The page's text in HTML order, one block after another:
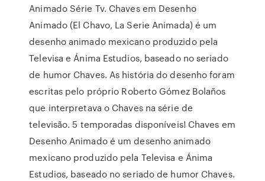
Animado Série Tv. Chaves em Desenho
Animado (El Chavo, La Serie Animada) é um
desenho animado mexicano produzido pela
Televisa e Ánima Estudios, baseado no seriado
de humor Chaves. As história do desenho foram
escritas pelo próprio Roberto Gómez Bolaños
que interpretava o Chaves na série de
televisão. 5 temporadas disponíveis! Chaves em
Desenho Animado é um desenho animado
mexicano produzido pela Televisa e Ánima
Estudios, baseado no seriado de humor Chaves.